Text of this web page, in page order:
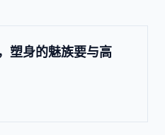
塑身的魅族要与高